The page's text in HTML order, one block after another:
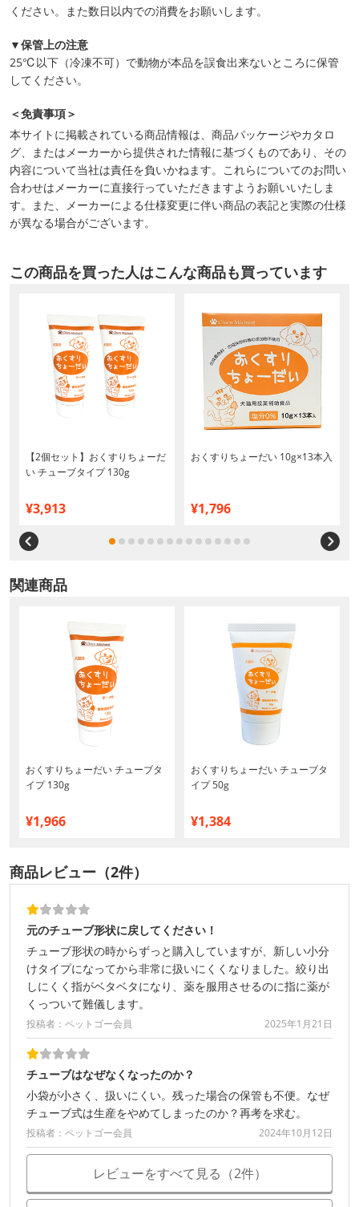
ください。また数日以内での消費をお願いします。
▼保管上の注意
25℃以下（冷凍不可）で動物が本品を誤食出来ないところに保管
してください。
＜免責事項＞
本サイトに掲載されている商品情報は、商品パッケージやカタロ
グ、またはメーカーから提供された情報に基づくものであり、その
内容について当社は責任を負いかねます。これらについてのお問い
合わせはメーカーに直接行っていただきますようお願いいたしま
す。また、メーカーによる仕様変更に伴い商品の表記と実際の仕様
が異なる場合がございます。
この商品を買った人はこんな商品も買っています
【2個セット】おくすりちょーだ
い チューブタイプ 130g
¥3,913
おくすりちょーだい 10g×13本入
¥1,796
関連商品
おくすりちょーだい チューブタ
イプ 130g
¥1,966
おくすりちょーだい チューブタ
イプ 50g
¥1,384
商品レビュー（2件）
元のチューブ形状に戻してください！
チューブ形状の時からずっと購入していますが、新しい小分
けタイプになってから非常に扱いにくくなりました。絞り出
しにくく指がベタベタになり、薬を服用させるのに指に薬が
くっついて難儀します。
投稿者：ペットゴー会員 2025年1月21日
チューブはなぜなくなったのか？
小袋が小さく、扱いにくい。残った場合の保管も不便。なぜ
チューブ式は生産をやめてしまったのか？再考を求む。
投稿者：ペットゴー会員 2024年10月12日
レビューをすべて見る（2件）